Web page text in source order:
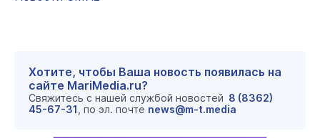
Хотите, чтобы Ваша новость появилась на
сайте MariMedia.ru?
Свяжитесь с нашей службой новостей 8 (8362)
45-67-31 , по эл. почте news@m-t.media